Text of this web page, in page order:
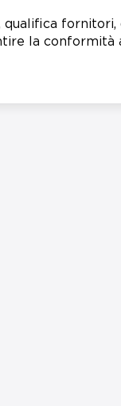
qualifica
la conformità